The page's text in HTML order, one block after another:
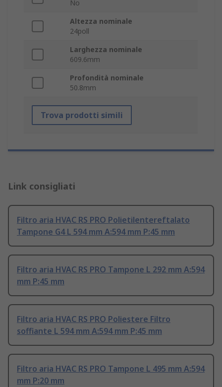
No
Altezza nominale
24poll
Larghezza nominale
609.6mm
Profondità nominale
50.8mm
Trova prodotti simili
Link consigliati
Filtro aria HVAC RS PRO Polietilentereftalato
Tampone G4 L 594 mm A:594 mm P:45 mm
Filtro aria HVAC RS PRO Tampone L 292 mm A:594
mm P:45 mm
Filtro aria HVAC RS PRO Poliestere Filtro
soffiante L 594 mm A:594 mm P:45 mm
Filtro aria HVAC RS PRO Tampone L 495 mm A:594
mm P:20 mm